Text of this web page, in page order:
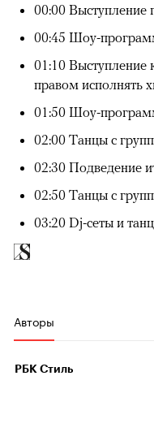
00:00 Выступление
00:45 Шоу-
01:10 Выступление
правом исполнять
01:50 Шоу-
02:00 Танцы с
02:30 Подведение
02:50 Танцы с
03:20 Dj-сеты и
Авторы
РБК Стиль